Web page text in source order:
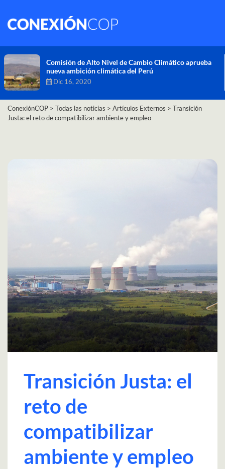
Comisión de Alto Nivel de Cambio Climático aprueba
nueva ambición climática del Perú
Dic 16, 2020
ConexiónCOP > Todas las noticias > Artículos Externos > Transición
Justa: el reto de compatibilizar ambiente y empleo
Transición Justa: el
reto de
compatibilizar
ambiente y empleo